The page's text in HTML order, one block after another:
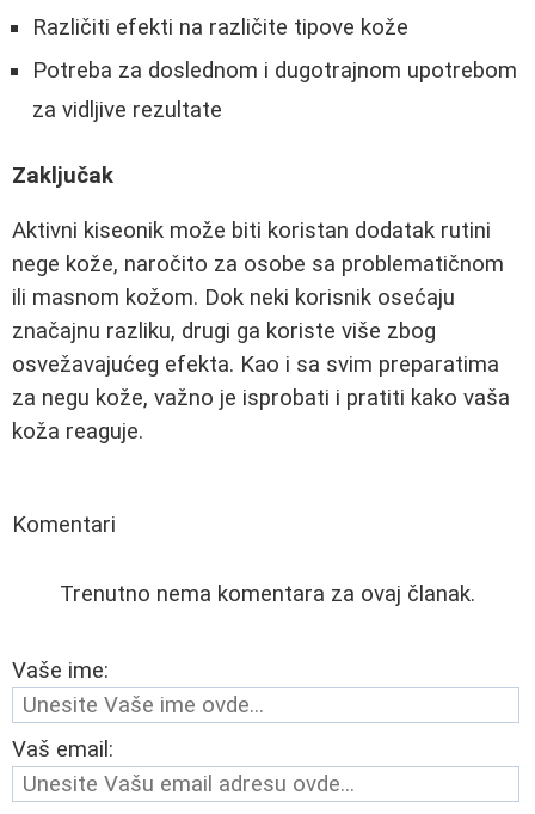
Različiti efekti na različite tipove kože
Potreba za doslednom i dugotrajnom upotrebom
za vidljive rezultate
Zaključak
Aktivni kiseonik može biti koristan dodatak rutini
nege kože, naročito za osobe sa problematičnom
ili masnom kožom. Dok neki korisnik osećaju
značajnu razliku, drugi ga koriste više zbog
osvežavajućeg efekta. Kao i sa svim preparatima
za negu kože, važno je isprobati i pratiti kako vaša
koža reaguje.
Komentari
Trenutno nema komentara za ovaj članak.
Vaše ime:
Vaš email: